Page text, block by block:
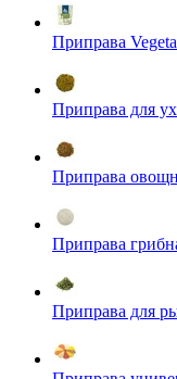
Приправа
Приправа для
Приправа
Приправа
Приправа для